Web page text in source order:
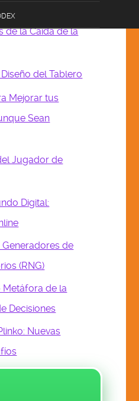
ARTS
de la Caída de la
del Tablero
Mejorar tus
Sean
Jugador de
Digital:
Generadores de
(RNG)
Metáfora de la
Decisiones
Nuevas